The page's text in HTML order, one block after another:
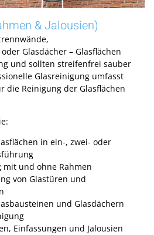
& Jalousien)
Glasdächer – Glasflächen
und sollten streifenfrei sauber
Glasreinigung umfasst
die Reinigung der Glasflächen
in ein-, zwei- oder
mit und ohne Rahmen
von Glastüren und
und Glasdächern
Einfassungen und Jalousien